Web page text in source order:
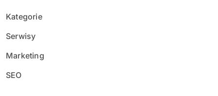
Kategorie
Serwisy
Marketing
SEO